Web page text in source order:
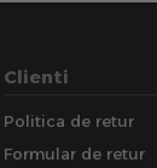
Clienti
Politica de retur
Formular de retur